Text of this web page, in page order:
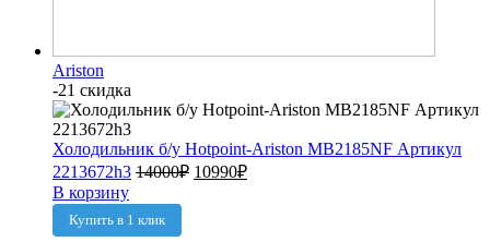
Ariston
-21 скидка
Холодильник б/у Hotpoint-Ariston MB2185NF Артикул
2213672h3 14000₽ 10990₽
В корзину
Купить в 1 клик